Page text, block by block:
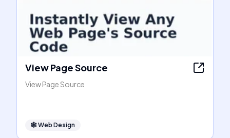
View Page Source
View Page Source
🕸Web Design